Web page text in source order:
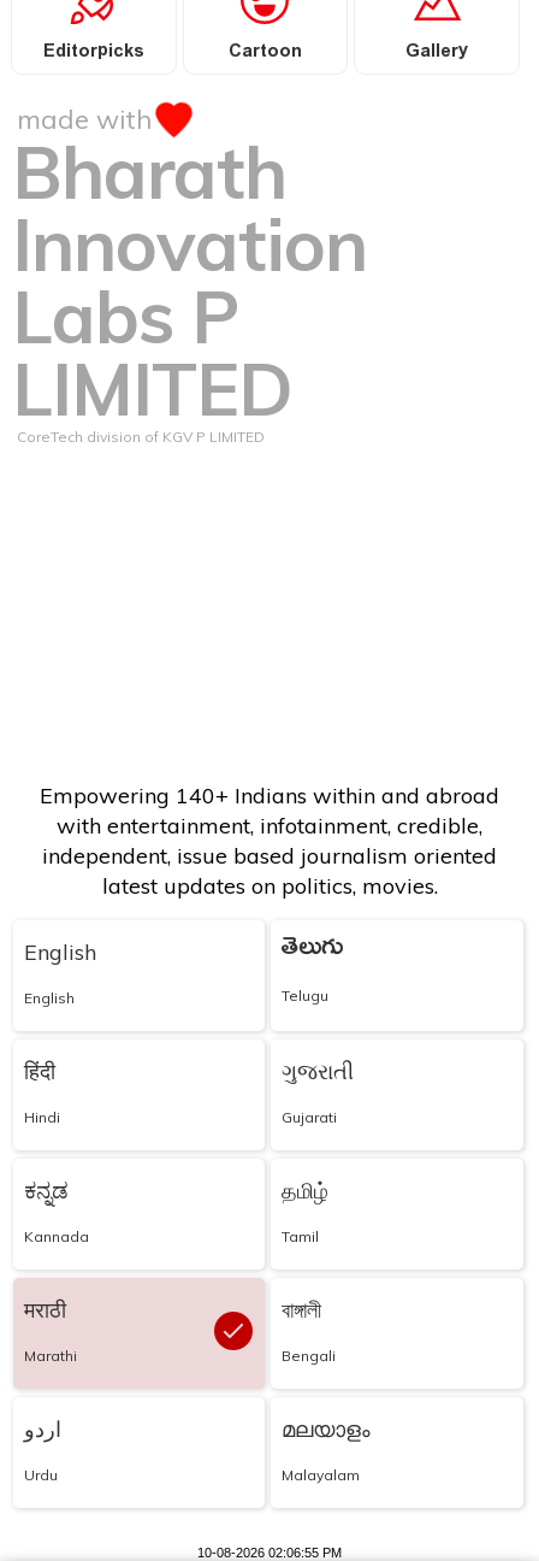
Editorpicks Cartoon Gallery
made with
Bharath
Innovation
Labs P
LIMITED
CoreTech division of KGV P LIMITED
Empowering 140+ Indians within and abroad
with entertainment, infotainment, credible,
independent, issue based journalism oriented
latest updates on politics, movies.
English
English
తెలుగు
Telugu
हिंदी
Hindi
ગુજરાતી
Gujarati
ಕನ್ನಡ
Kannada
தமிழ்
Tamil
मराठी
Marathi
বাঙ্গালী
Bengali
اردو
Urdu
മലയാളം
Malayalam
10-08-2026 02:06:55 PM